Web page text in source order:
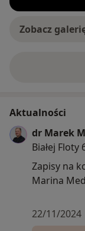
Estetycznej i
Zobacz
Aktualności
dr Marek
Białej Floty
Zapisy na
Marina
22/11/2024